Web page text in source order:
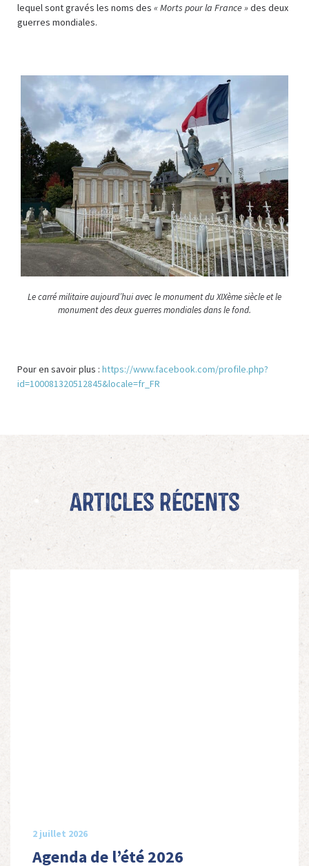
lequel sont gravés les noms des « Morts pour la France »des deux
guerres mondiales.
Le carré militaire aujourd’hui avec le monument du XIXème siècle et le
monument des deux guerres mondiales dans le fond.
Pour en savoir plus : https://www.facebook.com/profile.php?
id=100081320512845&locale=fr_FR
Articles récents
2 juillet 2026
Agenda de l’été 2026